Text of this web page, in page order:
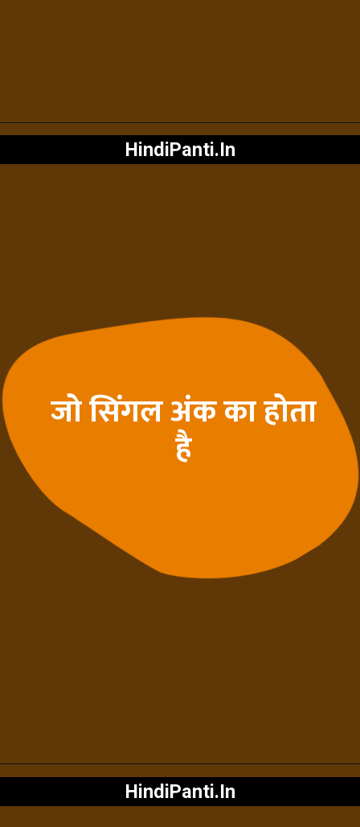
HindiPanti.In
जो सिंगल अंक का होता
है
HindiPanti.In